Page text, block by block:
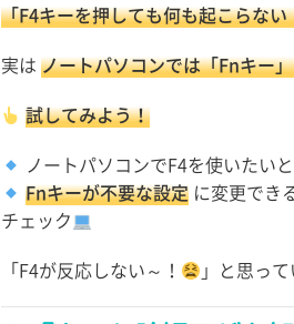
「F4キーを押しても何も起こらない
実は ノートパソコンでは「Fnキー
試してみよう！
ノートパソコンでF4を使いたい
Fnキーが不要な設定 に変更でき
チェック
「F4が反応しない～！
」と思っ